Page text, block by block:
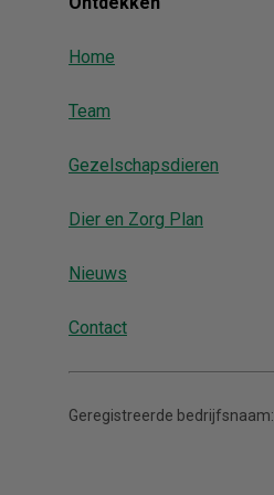
Home
Team
Gezelschapsdieren
Dier en Zorg Plan
Nieuws
Contact
Geregistreerde bedrijfsnaam: